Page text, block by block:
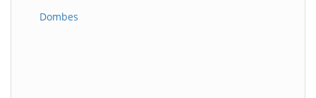
Dombes